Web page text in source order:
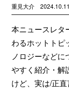
重見大介 2024.10.11
本ニュースレタ
わるホットトピ
ノロジーなどに
やすく紹介・解
けど、実は/正